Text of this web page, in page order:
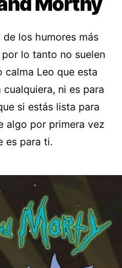
los humores más
lo tanto no suelen
calma Leo que esta
ni es para
si estás lista para
algo por primera vez
es para ti.